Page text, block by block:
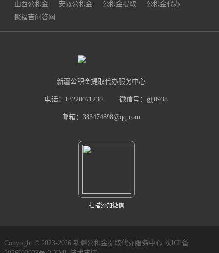
山西公积金
安徽公积金 公积金提取
公积金代办
聚福吉问答网
新疆公积金提取代办服务中心
电话：13220071230 微信号：gjj0938
邮箱：383474898@qq.com
扫描添加微信
Copyright © 2023-2026 新疆公积金提取代办服务中心 陕ICP备